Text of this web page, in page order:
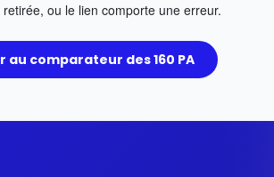
ou le lien comporte une erreur.
au comparateur des 160 PA